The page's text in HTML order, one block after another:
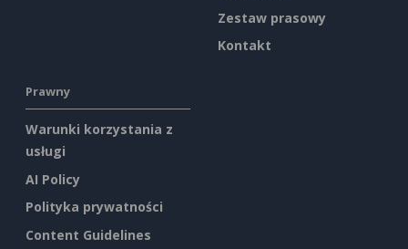
Zestaw prasowy
Kontakt
Prawny
Warunki korzystania z
usługi
AI Policy
Polityka prywatności
Content Guidelines